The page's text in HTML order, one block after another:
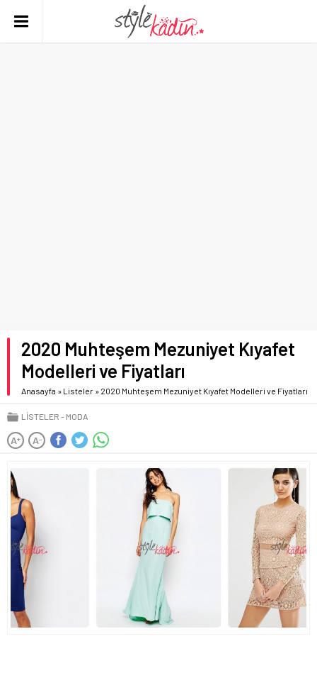
2020 Muhteşem Mezuniyet Kıyafet
Modelleri ve Fiyatları
Anasayfa » Listeler » 2020 Muhteşem Mezuniyet Kıyafet Modelleri ve Fiyatları
LISTELER MODA
A+ A-